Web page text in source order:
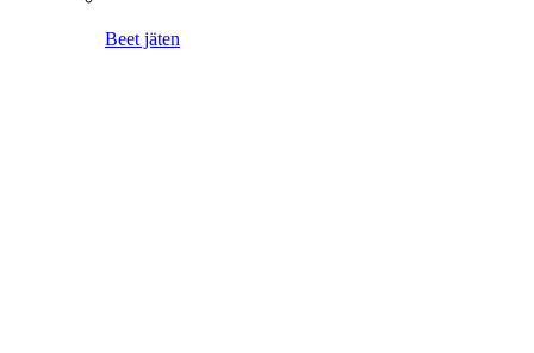
Beet jäten